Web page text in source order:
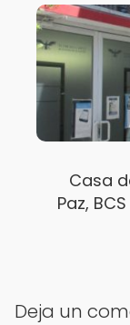
Casa
Paz,
Deja un